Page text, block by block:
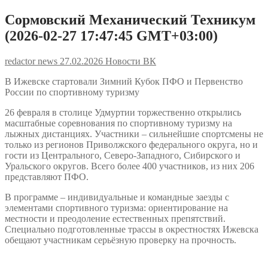
Сормовский Механический Техникум
(2026-02-27 17:47:45 GMT+03:00)
redactor news 27.02.2026 Новости ВК
В Ижевске стартовали Зимний Кубок ПФО и Первенство
России по спортивному туризму
26 февраля в столице Удмуртии торжественно открылись
масштабные соревнования по спортивному туризму на
лыжных дистанциях. Участники – сильнейшие спортсмены не
только из регионов Приволжского федерального округа, но и
гости из Центрального, Северо-Западного, Сибирского и
Уральского округов. Всего более 400 участников, из них 206
представляют ПФО.
В программе – индивидуальные и командные заезды с
элементами спортивного туризма: ориентирование на
местности и преодоление естественных препятствий.
Специально подготовленные трассы в окрестностях Ижевска
обещают участникам серьёзную проверку на прочность.